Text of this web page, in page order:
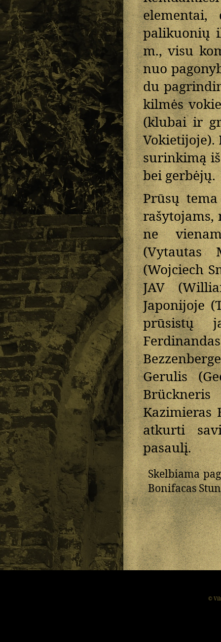
palikuonių
m., visu
nuo
du
kilmės
(klubai ir
Vokietijoje).
surinkimą
bei gerbėjų.
Prūsų
rašytojams,
ne
(Vytautas
(Wojciech
JAV
Japonijoje
prūsistų
Gerulis
Brückneris
Kazimieras
atkurti
pasaulį.
Skelbiama
Bonifacas
©